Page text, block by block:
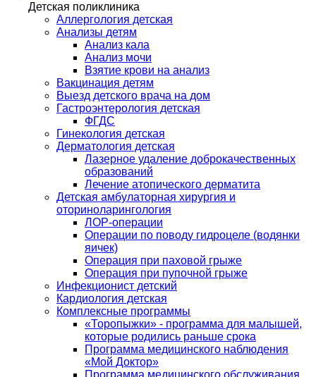
Детская поликлиника
Аллергология детская
Анализы детям
Анализ кала
Анализ мочи
Взятие крови на анализ
Вакцинация детям
Выезд детского врача на дом
Гастроэнтерология детская
ФГДС
Гинекология детская
Дерматология детская
Лазерное удаление доброкачественных
образований
Лечение атопического дерматита
Детская амбулаторная хирургия и
оториноларингология
ЛОР-операции
Операции по поводу гидроцеле (водянки
яичек)
Операция при паховой грыже
Операция при пупочной грыже
Инфекционист детский
Кардиология детская
Комплексные программы
«Торопыжки» - программа для малышей,
которые родились раньше срока
Программа медицинского наблюдения
«Мой Доктор»